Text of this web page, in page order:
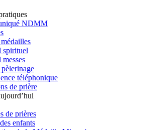
NDMM
spirituel
téléphonique
de prière
de prières
enfants